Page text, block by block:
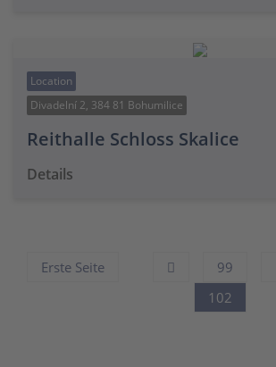
Location
Divadelní 2, 384 81 Bohumilice
Reithalle Schloss Skalice
Details
Erste Seite 99
102